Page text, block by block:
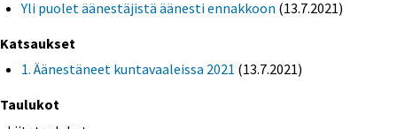
Yli puolet äänestäjistä äänesti ennakkoon (13.7.2021)
Katsaukset
1. Äänestäneet kuntavaaleissa 2021 (13.7.2021)
Taulukot